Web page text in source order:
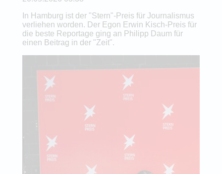
In Hamburg ist der "Stern"-Preis für Journalismus
verliehen worden. Der Egon Erwin Kisch-Preis für
die beste Reportage ging an Philipp Daum für
einen Beitrag in der "Zeit".